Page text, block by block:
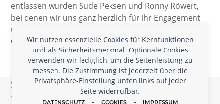
Wir nutzen essenzielle Cookies für Kernfunktionen
und als Sicherheitsmerkmal. Optionale Cookies
verwenden wir lediglich, um die Seitenleistung zu
messen. Die Zustimmung ist jederzeit über die
Privatsphäre-Einstellung unten links auf jeder
Seite widerrufbar.
DATENSCHUTZ - COOKIES - IMPRESSUM
entlassen wurden Sude Peksen und Ronny Röwert,
bei denen wir uns ganz herzlich für ihr Engagement
und das Vertreten der Interessen des HoFoNa im
Gesamtvorstand bedanken!
Schreiben Sie uns, wenn Sie Nachrichten,
Tagungen, Jobs oder CfPs hier